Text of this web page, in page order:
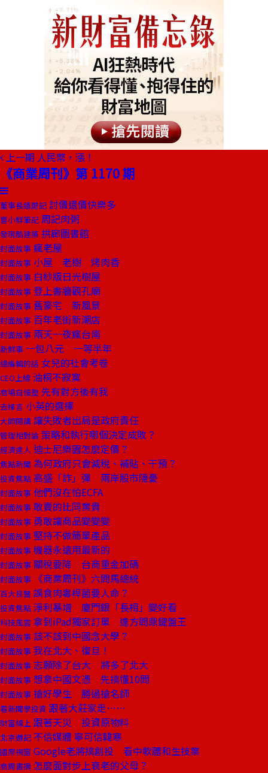
上一期 人民幣，漲！
《商業周刊》第 1170 期
董事長嬉遊記 討價還價快樂多
嘗小鮮筆記 周記肉粥
發現酷建築 拱廊圖書館
封面故事 瘋老屋
封面故事 小屋 老樹 烤肉香
封面故事 白紗版日光樹屋
封面故事 登上書牆觀孔廟
封面故事 舊豪宅 新風景
封面故事 百年老街新潮店
封面故事 兩天一夜瘋台南
新鮮事 一包八元 一等半年
總編輯的話 女兒的社會考卷
CEO上線 油桐不寂寞
商場自慢塾 先有對方後有我
去梯言 小英的選擇
大師開講 讓失敗者出局是政府責任
管理相對論 策略和執行哪個決定成敗？
經濟達人 迪士尼樂園怎麼定價？
焦點新聞 為何政府只會減稅、補貼、干預？
投資焦點 高盛「詐」彈 兩岸股市隱憂
封面故事 他們沒在怕ECFA
封面故事 敢賣的比同業貴
封面故事 勇敢讓商品變變變
封面故事 堅持不做簡單產品
封面故事 機器永遠用最新的
封面故事 關稅要降 台商重金加碼
封面故事 《商業周刊》六問馬總統
百大良醫 誤食肉毒桿菌要人命？
投資焦點 淨利暴增 廈門銀「長相」變好看
科技風雲 拿到iPad獨家訂單 達方問鼎鍵盤王
封面故事 該不該到中國念大學？
封面故事 我在北大、復旦！
封面故事 志願除了台大 將多了北大
封面故事 想拿中國文憑 先搞懂10問
封面故事 搶好學生 勝過搶名師
看新聞學投資 跟著大莊家走……
財富線上 跟著天災 投資原物料
北京週記 不信媒體 寧可信韓寒
國際視窗 Google老將搞創投 看中軟體和生技業
商周書摘 怎麼面對步上衰老的父母？